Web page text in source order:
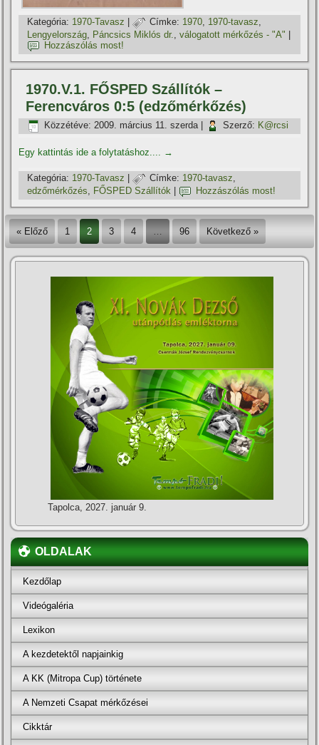
Kategória: 1970-Tavasz | Címke: 1970, 1970-tavasz,
Lengyelország, Páncsics Miklós dr.,válogatott mérkőzés - "A"
Hozzászólás most!
1970.V.1. FŐSPED Szállítók –
Ferencváros 0:5 (edzőmérkőzés)
Közzétéve: 2009. március 11. szerda| Szerző: K@rcsi
Egy kattintás ide a folytatáshoz.... →
Kategória: 1970-Tavasz | Címke: 1970-tavasz,
edzőmérkőzés, FŐSPED Szállítók Hozzászólás most!
« Előző 1 2 3 4 … 96 Következő »
Tapolca, 2027. január 9.
OLDALAK
Kezdőlap
Videógaléria
Lexikon
A kezdetektől napjainkig
A KK (Mitropa Cup) története
A Nemzeti Csapat mérkőzései
Cikktár